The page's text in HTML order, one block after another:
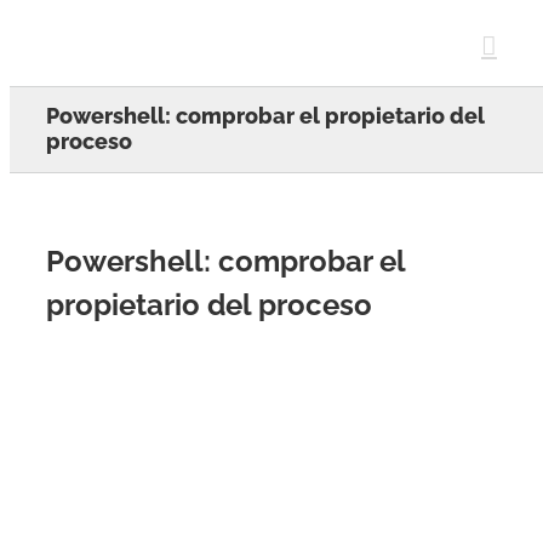
Powershell: comprobar el propietario del
proceso
Powershell: comprobar el
propietario del proceso